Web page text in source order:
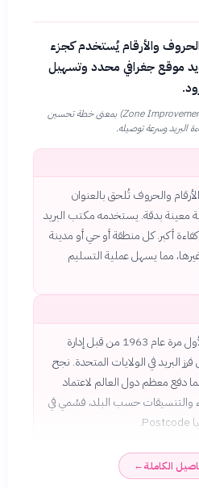
والأرقام يُستخدم كجزء
موقع جغرافي محدد وتسهيل
المصطلح ZIP اختصار لـ (Zone Improvement Plan) بمعنى خطة تحسين
البريد وسرعة توصيله.
والحروف تُلحق بالعنوان
معينة بدقة. يستخدمه مكتب البريد
أكبر. كل منطقة أو حي أو مدينة
مما يسهل عملية التسليم
تم تقديم نظام الرمز البريدي لأول مرة عام 1963 من قبل إدارة
البريد في الولايات المتحدة. نجح
مما دفع معظم دول العالم لاعتماد
والتنسيقات حسب البلد، فسُمي في
الكاملة←